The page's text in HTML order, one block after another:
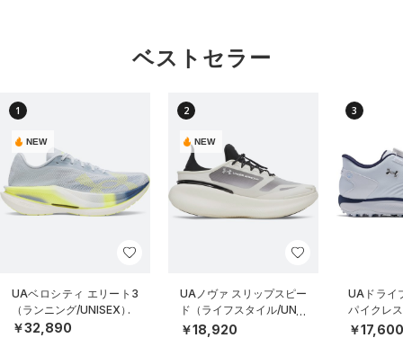
ベストセラー
1
NEW
UAベロシティ エリート3
（ランニング/UNISEX）
￥32,890
2
NEW
UAノヴァ スリップスピー
ド（ライフスタイル/UNIS
EX）
￥18,920
3
UAドライ
パイクレ
MEN）
￥